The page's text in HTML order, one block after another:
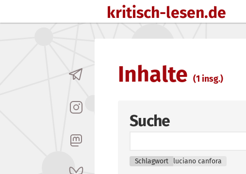
kritisch-lesen.de
Inhalte (1 insg.)
Suche
Schlagwort luciano canfora